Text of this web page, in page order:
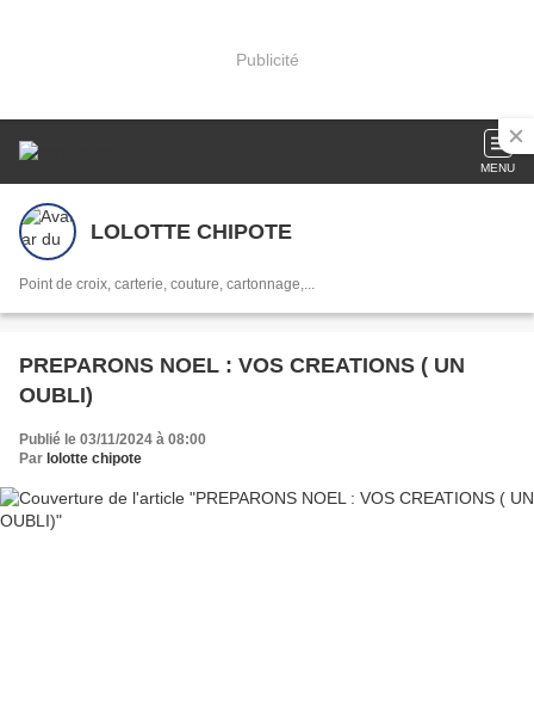
Publicité
MENU
LOLOTTE CHIPOTE
Point de croix, carterie, couture, cartonnage,...
PREPARONS NOEL : VOS CREATIONS ( UN
OUBLI)
Publié le 03/11/2024 à 08:00
Par lolotte chipote